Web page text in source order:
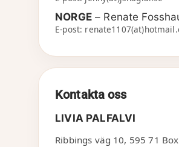
NORGE– Renate
E-post:
Kontakta oss
LIVIA PALFALVI
Ribbings väg 10, 595 71